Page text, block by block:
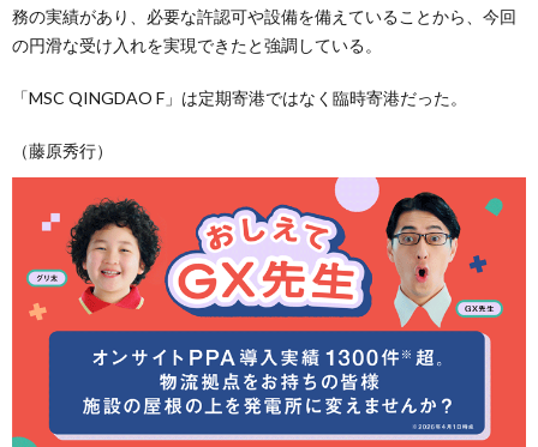
務の実績があり、必要な許認可や設備を備えていることから、今回
の円滑な受け入れを実現できたと強調している。
「MSC QINGDAO F」は定期寄港ではなく臨時寄港だった。
（藤原秀行）